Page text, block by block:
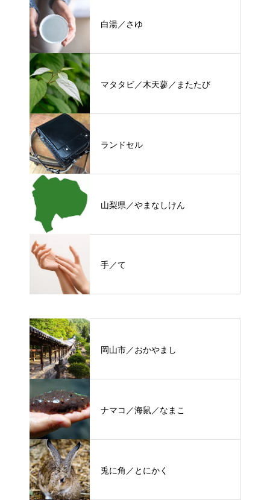
白湯／さゆ
マタタビ／木天蓼／またたび
ランドセル
山梨県／やまなしけん
手／て
岡山市／おかやまし
ナマコ／海鼠／なまこ
兎に角／とにかく